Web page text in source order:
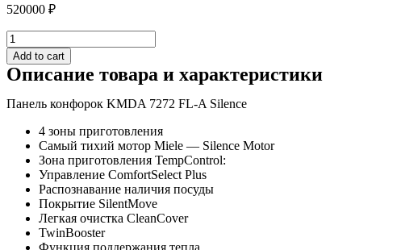
520000 ₽
Панель
конфорок
со
встроенной
KMDA
Silence
quantity
Add to cart
Описание товара и характеристики
Панель конфорок KMDA 7272 FL-A Silence
4 зоны приготовления
Самый тихий мотор Miele — Silence Motor
Зона приготовления TempControl:
Управление ComfortSelect Plus
Распознавание наличия посуды
Покрытие SilentMove
Легкая очистка CleanCover
TwinBooster
Функция поддержания тепла